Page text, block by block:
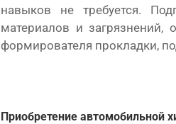
навыков не требуется.
материалов и загрязнений,
формирователя прокладки,
Приобретение автомобильной